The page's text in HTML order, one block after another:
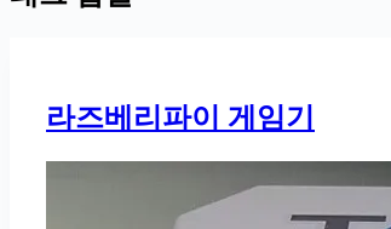
라즈베리파이 게임기